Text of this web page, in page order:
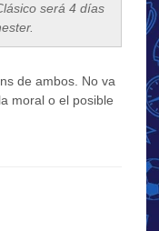
será 4 días
de ambos. No va
moral o el posible